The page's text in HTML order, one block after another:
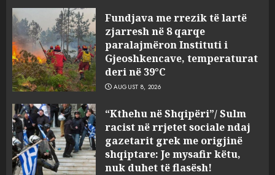
Fundjava me rrezik të lartë
zjarresh në 8 qarqe
paralajmëron Instituti i
Gjeoshkencave, temperaturat
deri në 39°C
AUGUST 8, 2026
“Kthehu në Shqipëri”/ Sulm
racist në rrjetet sociale ndaj
gazetarit grek me origjinë
shqiptare: Je mysafir këtu,
nuk duhet të flasësh!